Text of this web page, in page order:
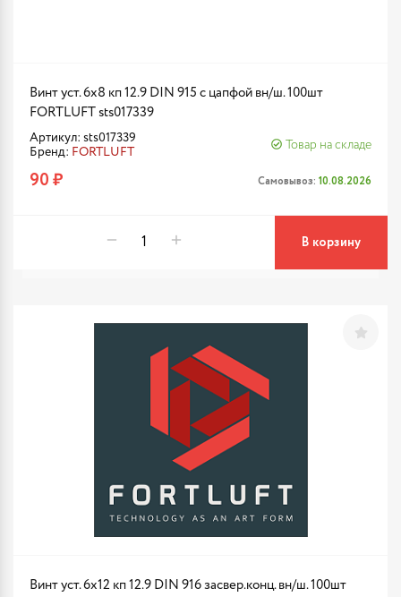
Винт уст. 6х8 кп 12.9 DIN 915 с цапфой вн/ш. 100шт
FORTLUFT sts017339
Артикул: sts017339
Бренд: FORTLUFT
Товар на складе
90 ₽ Самовывоз: 10.08.2026
В корзину
Винт уст. 6х12 кп 12.9 DIN 916 засвер.конц. вн/ш. 100шт